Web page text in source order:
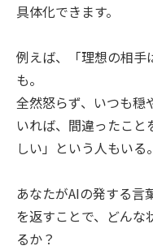
具体化できます。
例えば、「理想の相手
も。
全然怒らず、いつも穏
いれば、間違ったこ
しい」という人もいる。
あなたがAIの発する言
を返すことで、どんな
るか？